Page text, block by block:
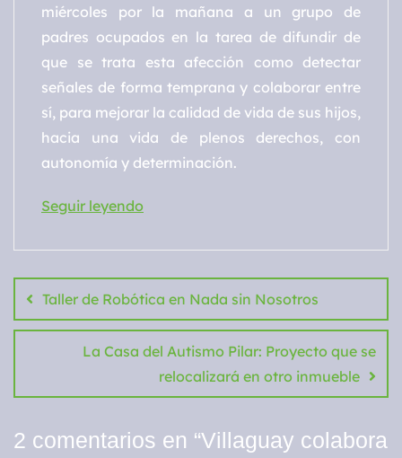
miércoles por la mañana a un grupo de
padres ocupados en la tarea de difundir de
que se trata esta afección como detectar
señales de forma temprana y colaborar entre
sí, para mejorar la calidad de vida de sus hijos,
hacia una vida de plenos derechos, con
autonomía y determinación.
Seguir leyendo
de
entradas
Taller de Robótica en Nada sin Nosotros
La Casa del Autismo Pilar: Proyecto que se
relocalizará en otro inmueble
2 comentarios en “Villaguay colabora